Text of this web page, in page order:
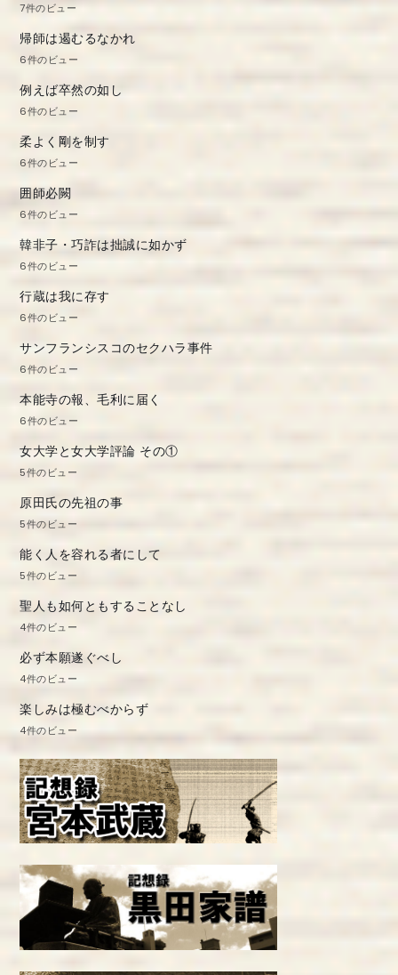
7件のビュー
帰師は遏むるなかれ
6件のビュー
例えば卒然の如し
6件のビュー
柔よく剛を制す
6件のビュー
囲師必闕
6件のビュー
韓非子・巧詐は拙誠に如かず
6件のビュー
行蔵は我に存す
6件のビュー
サンフランシスコのセクハラ事件
6件のビュー
本能寺の報、毛利に届く
6件のビュー
女大学と女大学評論 その①
5件のビュー
原田氏の先祖の事
5件のビュー
能く人を容れる者にして
5件のビュー
聖人も如何ともすることなし
4件のビュー
必ず本願遂ぐべし
4件のビュー
楽しみは極むべからず
4件のビュー